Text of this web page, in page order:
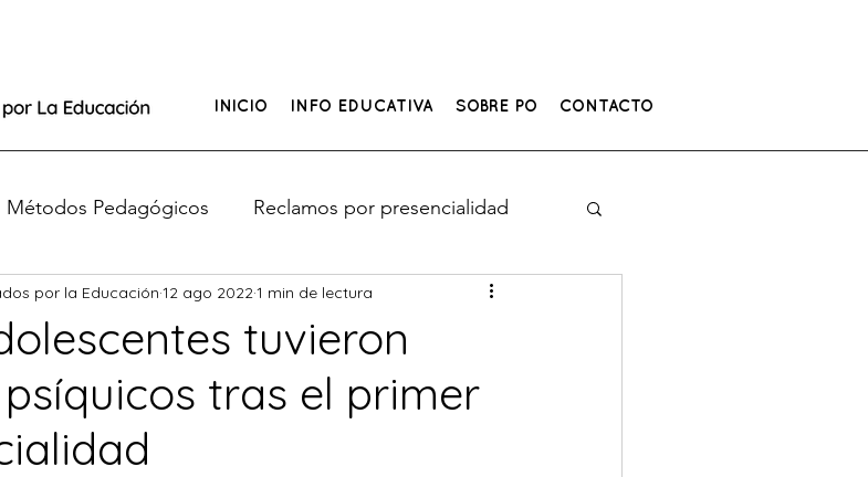
INICIO INFO EDUCATIVA SOBRE PO CONTACTO
Métodos Pedagógicos Reclamos por presencialidad
¿Tus hijos no tienen clases?
tuvieron
tras el primer
por la Educación 12 ago 2022 1 min de lectura